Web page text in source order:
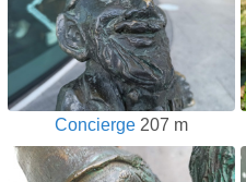
Concierge 207 m